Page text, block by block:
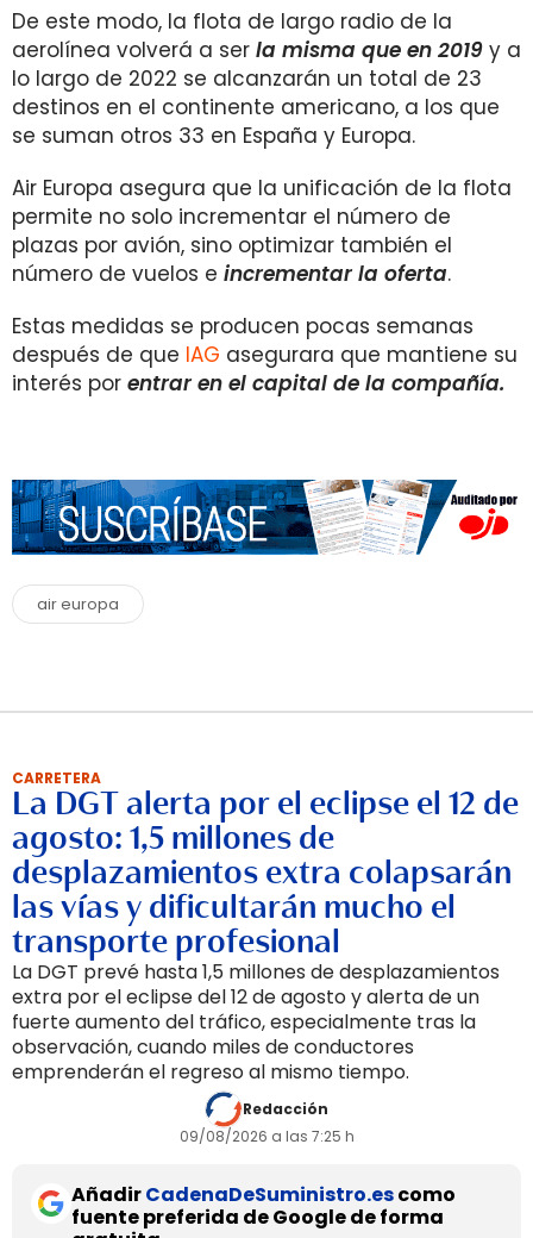
De este modo, la flota de largo radio de la
aerolínea volverá a ser la misma que en 2019 y a
lo largo de 2022 se alcanzarán un total de 23
destinos en el continente americano, a los que
se suman otros 33 en España y Europa.
Air Europa asegura que la unificación de la flota
permite no solo incrementar el número de
plazas por avión, sino optimizar también el
número de vuelos e incrementar la oferta.
Estas medidas se producen pocas semanas
después de que IAG asegurara que mantiene su
interés por entrar en el capital de la compañía.
air europa
CARRETERA
La DGT alerta por el eclipse el 12 de
agosto: 1,5 millones de
desplazamientos extra colapsarán
las vías y dificultarán mucho el
transporte profesional
La DGT prevé hasta 1,5 millones de desplazamientos
extra por el eclipse del 12 de agosto y alerta de un
fuerte aumento del tráfico, especialmente tras la
observación, cuando miles de conductores
emprenderán el regreso al mismo tiempo.
Redacción
09/08/2026 a las 7:25 h
AñadirCadenaDeSuministro.escomo
fuente preferida de Google de forma